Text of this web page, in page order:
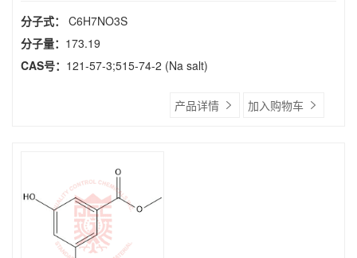
分子式： C6H7NO3S
分子量： 173.19
CAS号： 121-57-3;515-74-2 (Na salt)
产品详情 加入购物车